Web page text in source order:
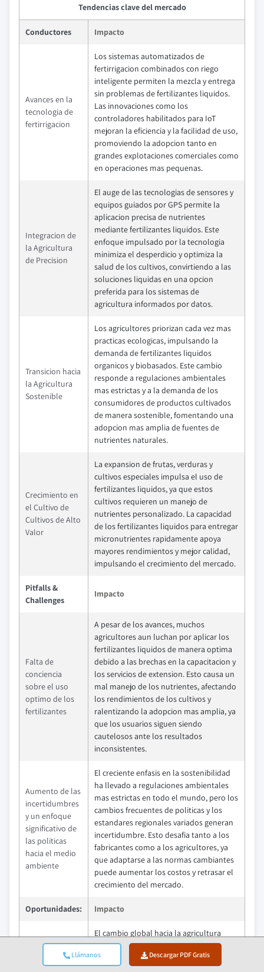
Llámanos Descargar PDF Gratis
Tendencias clave del mercado
Conductores Impacto
Avances en la
tecnologia de
fertirrigacion
Los sistemas automatizados de
fertirrigacion combinados con riego
inteligente permiten la mezcla y entrega
sin problemas de fertilizantes liquidos.
Las innovaciones como los
controladores habilitados para IoT
mejoran la eficiencia y la facilidad de uso,
promoviendo la adopcion tanto en
grandes explotaciones comerciales como
en operaciones mas pequenas.
Integracion de
la Agricultura
de Precision
El auge de las tecnologias de sensores y
equipos guiados por GPS permite la
aplicacion precisa de nutrientes
mediante fertilizantes liquidos. Este
enfoque impulsado por la tecnologia
minimiza el desperdicio y optimiza la
salud de los cultivos, convirtiendo a las
soluciones liquidas en una opcion
preferida para los sistemas de
agricultura informados por datos.
Transicion hacia
la Agricultura
Sostenible
Los agricultores priorizan cada vez mas
practicas ecologicas, impulsando la
demanda de fertilizantes liquidos
organicos y biobasados. Este cambio
responde a regulaciones ambientales
mas estrictas y a la demanda de los
consumidores de productos cultivados
de manera sostenible, fomentando una
adopcion mas amplia de fuentes de
nutrientes naturales.
Crecimiento en
el Cultivo de
Cultivos de Alto
Valor
La expansion de frutas, verduras y
cultivos especiales impulsa el uso de
fertilizantes liquidos, ya que estos
cultivos requieren un manejo de
nutrientes personalizado. La capacidad
de los fertilizantes liquidos para entregar
micronutrientes rapidamente apoya
mayores rendimientos y mejor calidad,
impulsando el crecimiento del mercado.
Pitfalls &
Challenges
Impacto
Falta de
conciencia
sobre el uso
optimo de los
fertilizantes
A pesar de los avances, muchos
agricultores aun luchan por aplicar los
fertilizantes liquidos de manera optima
debido a las brechas en la capacitacion y
los servicios de extension. Esto causa un
mal manejo de los nutrientes, afectando
los rendimientos de los cultivos y
ralentizando la adopcion mas amplia, ya
que los usuarios siguen siendo
cautelosos ante los resultados
inconsistentes.
Aumento de las
incertidumbres
y un enfoque
significativo de
las politicas
hacia el medio
ambiente
El creciente enfasis en la sostenibilidad
ha llevado a regulaciones ambientales
mas estrictas en todo el mundo, pero los
cambios frecuentes de politicas y los
estandares regionales variados generan
incertidumbre. Esto desafia tanto a los
fabricantes como a los agricultores, ya
que adaptarse a las normas cambiantes
puede aumentar los costos y retrasar el
crecimiento del mercado.
Oportunidades: Impacto
El cambio global hacia la agricultura
organica y sostenible aumenta la
demanda de fertilizantes liquidos